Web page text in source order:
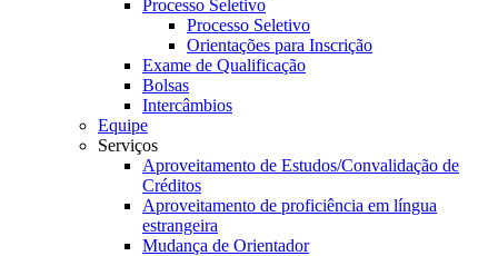
Processo Seletivo
Processo Seletivo
Orientações para Inscrição
Exame de Qualificação
Bolsas
Intercâmbios
Equipe
Serviços
Aproveitamento de Estudos/Convalidação de
Créditos
Aproveitamento de proficiência em língua
estrangeira
Mudança de Orientador